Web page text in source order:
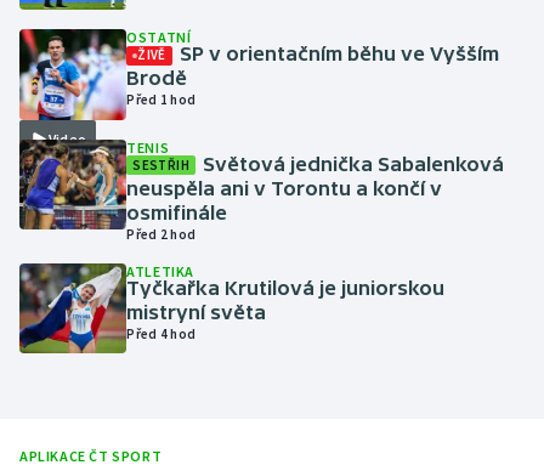
Moderní pětiboj
Motorsport
Olympijské hry
Plavání
Video
OSTATNÍ
ŽIVĚ
SP v orientačním běhu ve Vyšším
Brodě
Před 1 hod
TENIS
SESTŘIH
Světová jednička Sabalenková
neuspěla ani v Torontu a končí v
osmifinále
Před 2 hod
ATLETIKA
Tyčkařka Krutilová je juniorskou
mistryní světa
Před 4 hod
APLIKACE ČT SPORT